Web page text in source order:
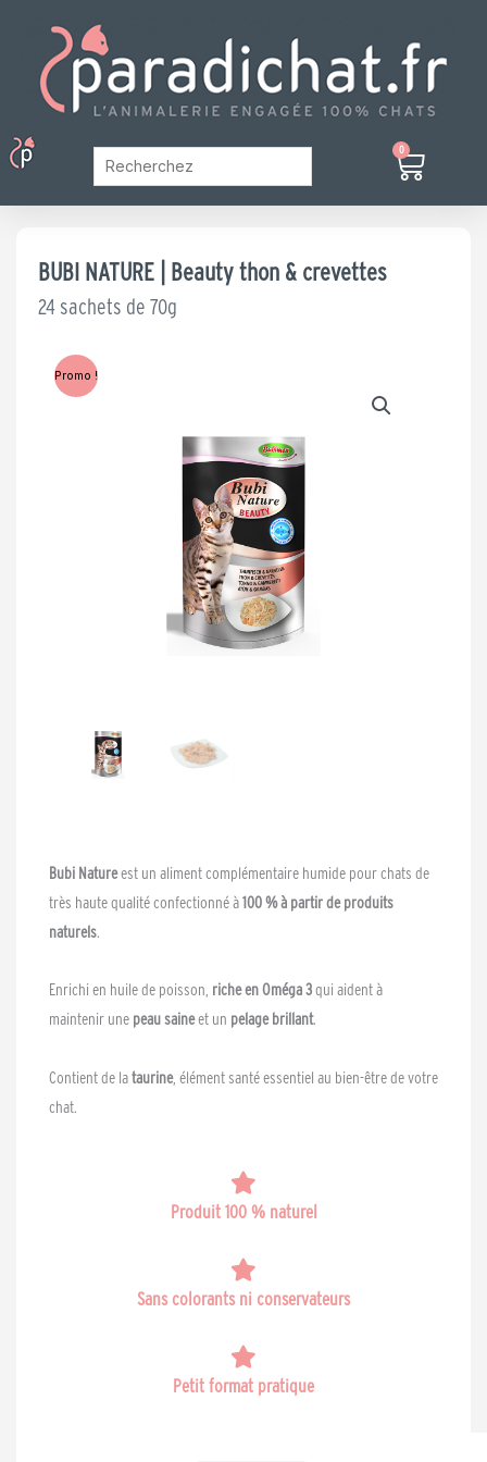
contenu
Menu 0
Panier
BUBI NATURE | Beauty thon & crevettes
24 sachets de 70g
Promo !
Bubi Natureest un aliment complémentaire humide pour chats de
très haute qualité confectionné à100 % à partir de produits
naturels.
Enrichi en huile de poisson, riche en Oméga 3qui aident à
maintenir une peau saineet un pelage brillant.
Contient de lataurine, élément santé essentiel au bien-être de votre
chat.
Produit 100 % naturel
Sans colorants ni conservateurs
Petit format pratique